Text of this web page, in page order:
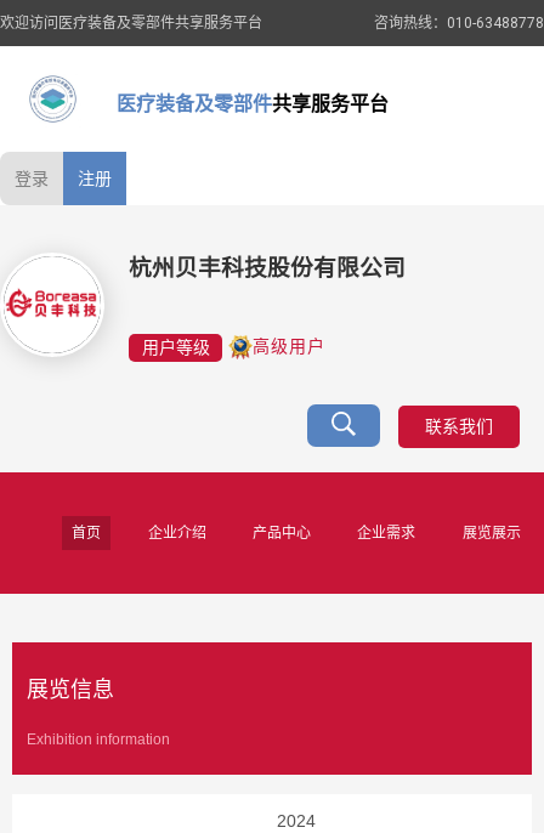
欢迎访问医疗装备及零部件共享服务平台 咨询热线：010-63488778
医疗装备及零部件共享服务平台
登录 注册
杭州贝丰科技股份有限公司
用户等级 高级用户
联系我们
首页 企业介绍 产品中心 企业需求 展览展示
展览信息
Exhibition information
2024